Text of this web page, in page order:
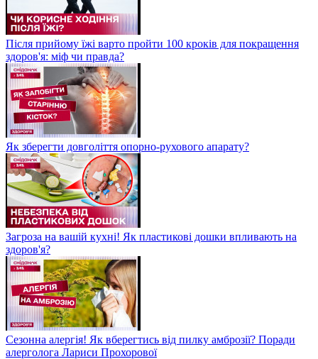
Після прийому їжі варто пройти 100 кроків для покращення
здоров'я: міф чи правда?
Як зберегти довголіття опорно-рухового апарату?
Загроза на вашій кухні! Як пластикові дошки впливають на
здоров'я?
Сезонна алергія! Як вберегтись від пилку амброзії? Поради
алерголога Лариси Прохорової